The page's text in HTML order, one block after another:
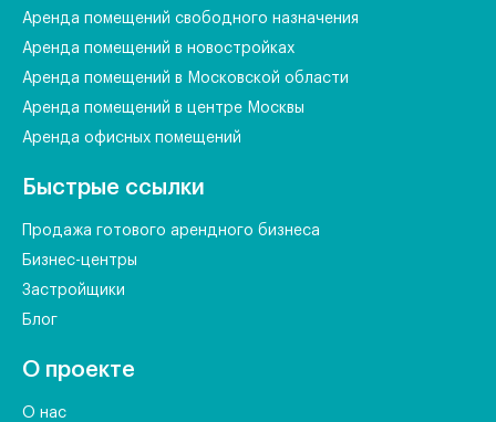
Аренда помещений свободного назначения
Аренда помещений в новостройках
Аренда помещений в Московской области
Аренда помещений в центре Москвы
Аренда офисных помещений
Быстрые ссылки
Продажа готового арендного бизнеса
Бизнес-центры
Застройщики
Блог
О проекте
О нас